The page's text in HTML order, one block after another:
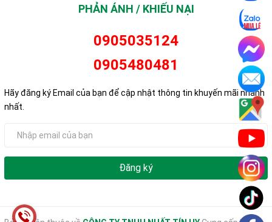
PHẢN ÁNH / KHIẾU NẠI
0905035124
0905480481
Hãy đăng ký Email của bạn để cập nhật thông tin khuyến mãi nhanh
nhất.
Đăng ký